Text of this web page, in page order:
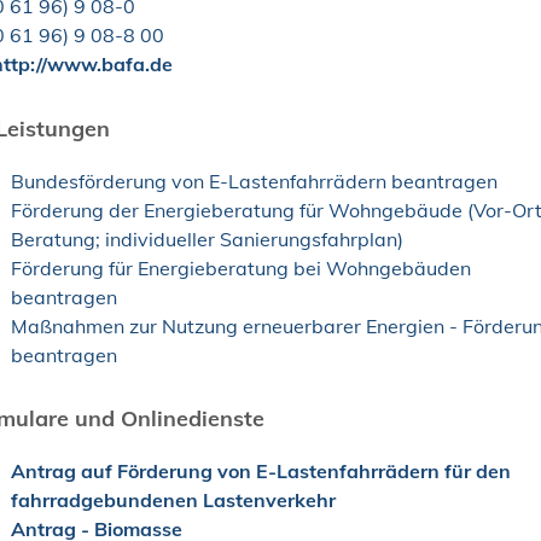
61 96) 9 08-0
61 96) 9 08-8 00
www.bafa.de
Bundesförderung von E-Lastenfahrrädern beantragen
Förderung der Energieberatung für Wohngebäude (Vor-
Beratung; individueller Sanierungsfahrplan)
Förderung für Energieberatung bei Wohngebäuden
beantragen
Maßnahmen zur Nutzung erneuerbarer Energien -
beantragen
und Onlinedienste
Antrag auf Förderung von E-Lastenfahrrädern für den
fahrradgebundenen Lastenverkehr
Antrag - Biomasse